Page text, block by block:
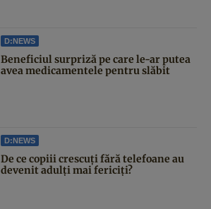
D:NEWS
Beneficiul surpriză pe care le-ar putea
avea medicamentele pentru slăbit
D:NEWS
De ce copiii crescuți fără telefoane au
devenit adulți mai fericiți?